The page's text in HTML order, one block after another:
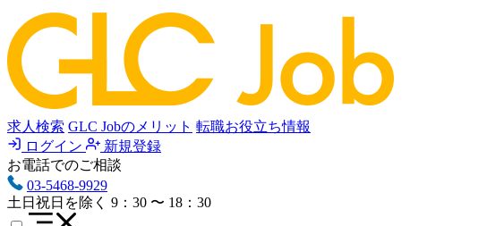
求人検索 GLC Jobのメリット 転職お役立ち情報
ログイン
新規登録
お電話でのご相談
03-5468-9929
土日祝日を除く 9：30 〜 18：30